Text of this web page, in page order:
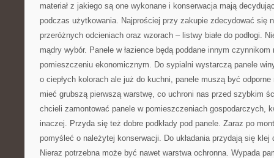
materiał z jakiego są one wykonane i konserwacja mają
podczas użytkowania. Najprościej przy zakupie zdecydować się
przeróżnych odcieniach oraz wzorach – listwy białe do podłogi.
mądry wybór. Panele w łazience będą poddane innym
pomieszczeniu ekonomicznym. Do sypialni wystarczą panele
o ciepłych kolorach ale już do kuchni, panele muszą być
mieć grubszą pierwszą warstwę, co uchroni nas przed szybkim
chcieli zamontować panele w pomieszczeniach gospodarczych,
inaczej. Przyda się też dobre podkłady pod panele. Zaraz po
pomyśleć o należytej konserwacji. Do układania przydają się klej
Nieraz potrzebna może być nawet warstwa ochronna. Wypada